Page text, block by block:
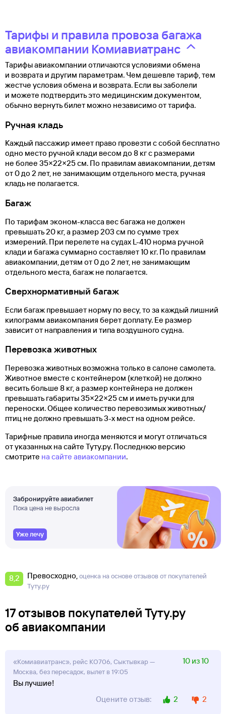
Тарифы и правила провоза багажа
авиакомпании Комиавиатранс
Тарифы авиакомпании отличаются условиями обмена
и возврата и другим параметрам. Чем дешевле тариф, тем
жестче условия обмена и возврата. Если вы заболели
и можете подтвердить это медицинским документом,
обычно вернуть билет можно независимо от тарифа.
Ручная кладь
Каждый пассажир имеет право провезти с собой бесплатно
одно место ручной клади весом до 8 кг с размерами
не более 35×22×25 см. По правилам авиакомпании, детям
от 0 до 2 лет, не занимающим отдельного места, ручная
кладь не полагается.
Багаж
По тарифам эконом-класса вес багажа не должен
превышать 20 кг, а размер 203 см по сумме трех
измерений. При перелете на судах L-410 норма ручной
клади и багажа суммарно составляет 10 кг. По правилам
авиакомпании, детям от 0 до 2 лет, не занимающим
отдельного места, багаж не полагается.
Сверхнормативный багаж
Если багаж превышает норму по весу, то за каждый лишний
килограмм авиакомпания берет доплату. Ее размер
зависит от направления и типа воздушного судна.
Перевозка животных
Перевозка животных возможна только в салоне самолета.
Животное вместе с контейнером (клеткой) не должно
весить больше 8 кг, а размер контейнера не должен
превышать габариты 35×22×25 см и иметь ручки для
переноски. Общее количество перевозимых животных/
птиц не должно превышать 3-х мест на одном рейсе.
Тарифные правила иногда меняются и могут отличаться
от указанных на сайте Туту.ру. Последнюю версию
смотрите на сайте авиакомпании.
Забронируйте авиабилет
Пока цена не выросла
Уже лечу
8,2 Превосходно оценка на основе отзывов от покупателей
Туту.ру
17 отзывов покупателей Туту.ру
об авиакомпании
«Комиавиатранс», рейс KO706, Сыктывкар —
Москва, без пересадок, вылет в 19:05
10 из 10
Вы лучшие!
Оцените отзыв:
2 2